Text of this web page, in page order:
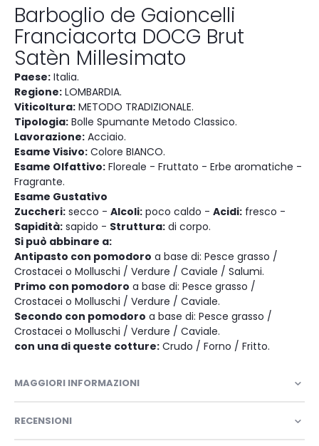
Barboglio de Gaioncelli
Franciacorta DOCG Brut
Satèn Millesimato
Paese: Italia.
Regione: LOMBARDIA.
Viticoltura: METODO TRADIZIONALE.
Tipologia: Bolle Spumante Metodo Classico.
Lavorazione: Acciaio.
Esame Visivo: Colore BIANCO.
Esame Olfattivo: Floreale - Fruttato - Erbe aromatiche -
Fragrante.
Esame Gustativo
Zuccheri: secco - Alcoli: poco caldo - Acidi: fresco -
Sapidità: sapido - Struttura: di corpo.
Si può abbinare a:
Antipasto con pomodoro a base di: Pesce grasso /
Crostacei o Molluschi / Verdure / Caviale / Salumi.
Primo con pomodoro a base di: Pesce grasso /
Crostacei o Molluschi / Verdure / Caviale.
Secondo con pomodoro a base di: Pesce grasso /
Crostacei o Molluschi / Verdure / Caviale.
con una di queste cotture: Crudo / Forno / Fritto.
MAGGIORI INFORMAZIONI
RECENSIONI